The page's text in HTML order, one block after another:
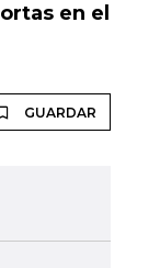
en el
GUARDAR